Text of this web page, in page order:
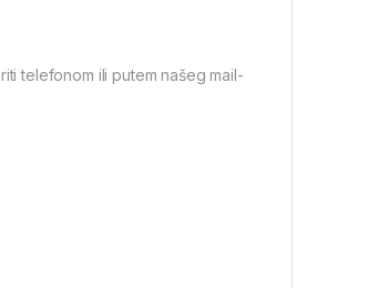
telefonom ili putem našeg mail-